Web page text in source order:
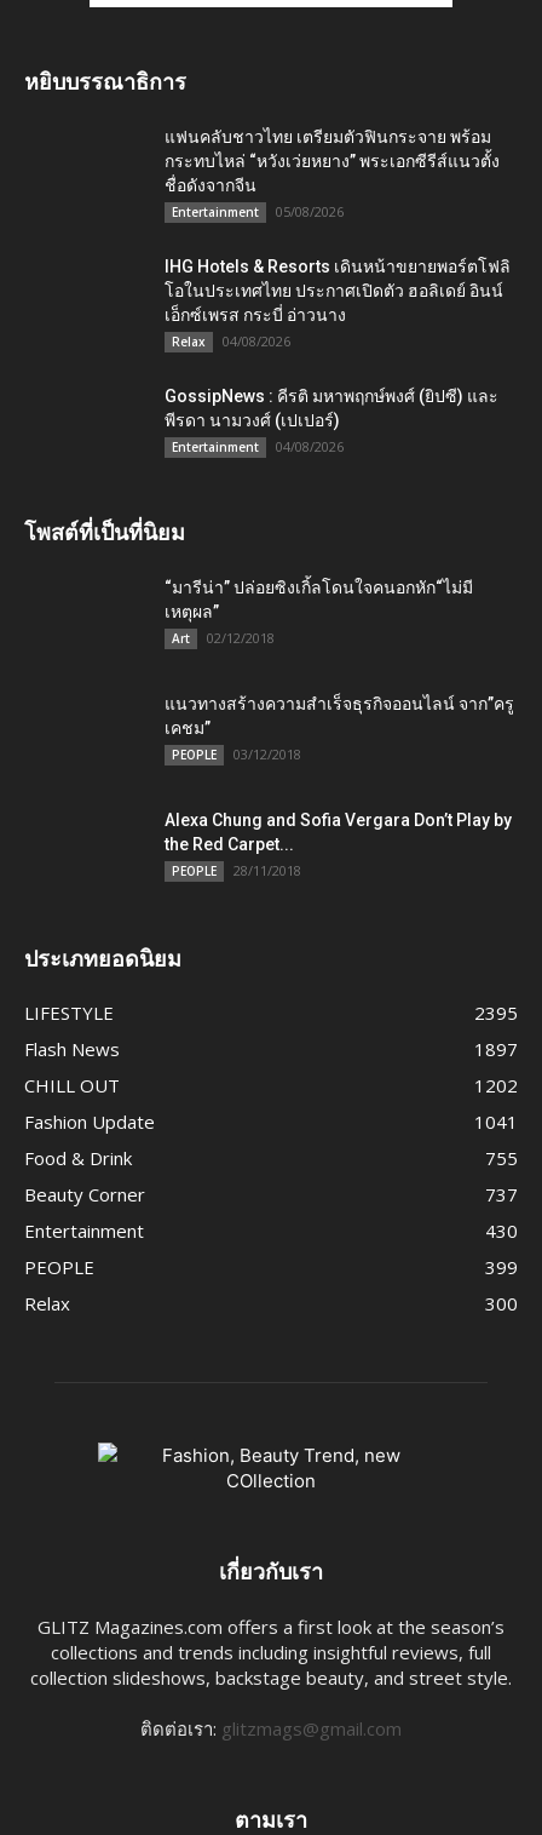
หยิบบรรณาธิการ
แฟนคลับชาวไทย เตรียมตัวฟินกระจาย พร้อม
กระทบไหล่ “หวังเว่ยหยาง” พระเอกซีรีส์แนวตั้ง
ชื่อดังจากจีน
Entertainment 05/08/2026
IHG Hotels & Resorts เดินหน้าขยายพอร์ตโฟลิ
โอในประเทศไทย ประกาศเปิดตัว ฮอลิเดย์ อินน์
เอ็กซ์เพรส กระบี่ อ่าวนาง
Relax 04/08/2026
GossipNews : คีรติ มหาพฤกษ์พงศ์ (ยิปซี) และ
พีรดา นามวงศ์ (เปเปอร์)
Entertainment 04/08/2026
โพสต์ที่เป็นที่นิยม
“มารีน่า” ปล่อยซิงเกิ้ลโดนใจคนอกหัก“ไม่มี
เหตุผล”
Art 02/12/2018
แนวทางสร้างความสำเร็จธุรกิจออนไลน์ จาก”ครู
เคชม”
PEOPLE 03/12/2018
Alexa Chung and Sofia Vergara Don’t Play by
the Red Carpet...
PEOPLE 28/11/2018
ประเภทยอดนิยม
LIFESTYLE
2395
Flash News
1897
CHILL OUT
1202
Fashion Update
1041
Food & Drink
755
Beauty Corner
737
Entertainment
430
PEOPLE
399
Relax
300
เกี่ยวกับเรา
GLITZ Magazines.com offers a first look at the season’s
collections and trends including insightful reviews, full
collection slideshows, backstage beauty, and street style.
ติดต่อเรา: glitzmags@gmail.com
ตามเรา